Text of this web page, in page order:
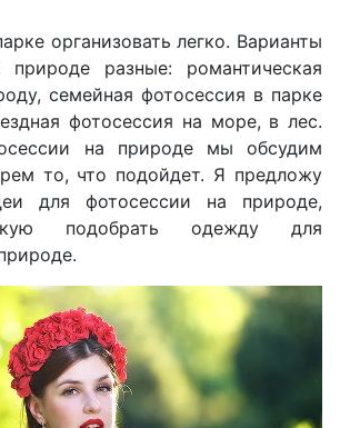
организовать легко. Варианты
природе разные: романтическая
семейная фотосессия в парке
фотосессия на море, в лес.
на природе мы обсудим
то, что подойдет. Я предложу
для фотосессии на природе,
подобрать одежду для